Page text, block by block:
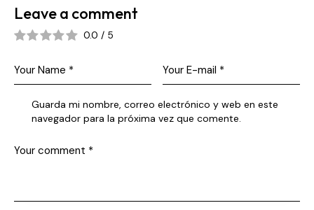
Leave a comment
0.0 / 5
Guarda mi nombre, correo electrónico y web en este
navegador para la próxima vez que comente.